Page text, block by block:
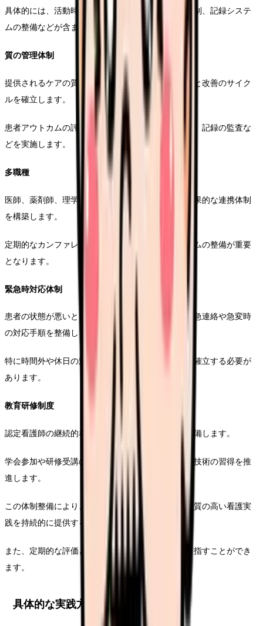
具体的には、活動時間の確保、必要な物品の確保体制、記録システ
ムの整備などが含まれます。
質の管理体制
提供されるケアの質を保証するため、定期的な評価と改善のサイク
ルを確立します。
患者アウトカムの評価、スタッフの満足度調査計画、記録の監査な
どを実施します。
多職種
医師、薬剤師、理学療法士、管理栄養士などとの効果的な連携体制
を構築します。
定期的なカンファレンスの開催や、情報共有システムの整備が重要
となります。
緊急時対応体制
患者の状態が悪いときに適切に対応できるよう、緊急連絡や急変時
の対応手順を整備します。
特に時間外や休日の対応については、明確な体制を確立する必要が
あります。
教育研修制度
認定看護師の継続的な能力開発を支援する体制を整備します。
学会参加や研修受講の機会を確保し、最新の知識・技術の習得を推
進します。
この体制整備により、見積り要件を満たしながら、質の高い看護実
践を持続的に提供することが可能となります。
また、定期的な評価と成長、育成ケアの質向上を目指すことができ
ます。
具体的な実践方法